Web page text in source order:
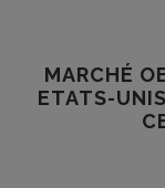
MARCHÉ
ETATS-